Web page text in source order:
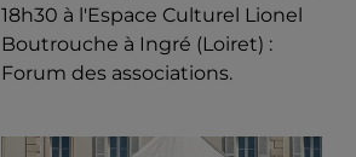
18h30 à l'Espace Culturel Lionel
Boutrouche à Ingré (Loiret) :
Forum des associations.